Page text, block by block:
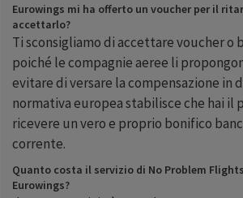
Eurowings mi ha offerto un voucher per il
accettarlo?
Ti sconsigliamo di accettare voucher o
poiché le compagnie aeree li
evitare di versare la compensazione in
normativa europea stabilisce che hai il
ricevere un vero e proprio bonifico
corrente.
Quanto costa il servizio di No Problem
Eurowings?